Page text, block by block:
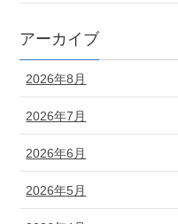
アーカイブ
2026年8月
2026年7月
2026年6月
2026年5月